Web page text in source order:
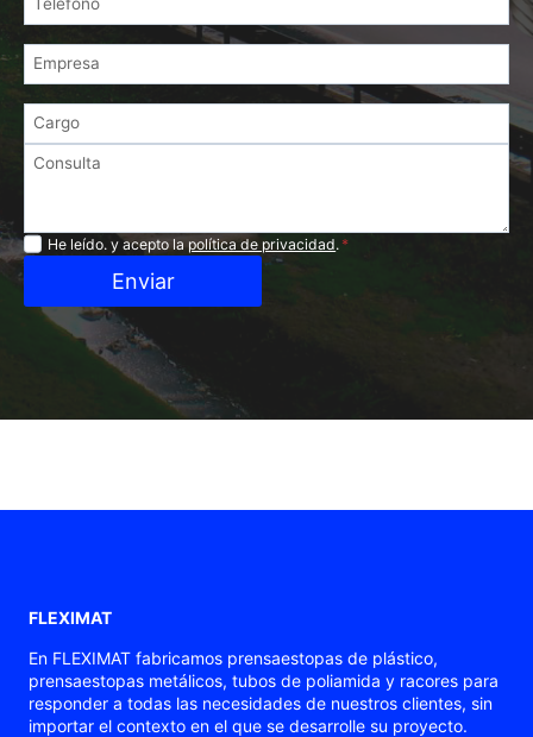
Privacidad
He leído. y acepto lapolítica de privacidad. *
Enviar
FLEXIMAT
En FLEXIMAT fabricamos prensaestopas de plástico,
prensaestopas metálicos, tubos de poliamida y racores para
responder a todas las necesidades de nuestros clientes, sin
importar el contexto en el que se desarrolle su proyecto.